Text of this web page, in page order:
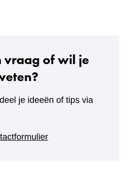
vraag of wil je
je ideeën of tips via
(verwijst